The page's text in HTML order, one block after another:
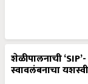
शेळीपालनाची
स्वावलंबनाचा